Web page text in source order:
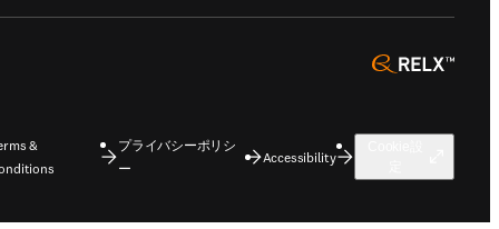
opens
&
プライバシーポリシ
ー
Accessibility